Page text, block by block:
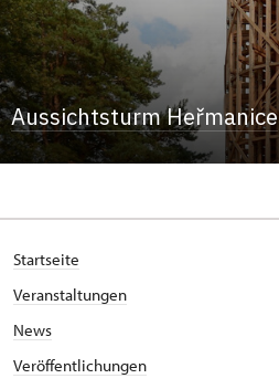
Aussichtsturm Heřmanice
Startseite
Veranstaltungen
News
Veröffentlichungen